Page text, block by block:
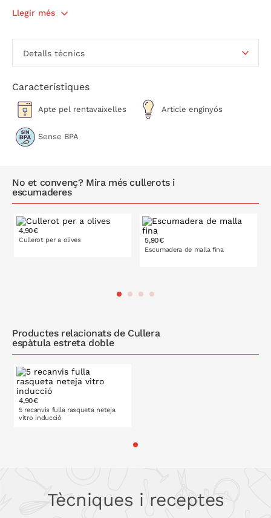
5 anys de garantia Westmark
Llegir més
Detalls tècnics
Característiques
Apte pel rentavaixelles Article enginyós
Sense BPA
No et convenç? Mira més cullerots i
escumaderes
4,90€
Cullerot per a olives 5,90€
Escumadera de malla fina
Productes relacionats de Cullera
espàtula estreta doble
4,90€
5 recanvis fulla rasqueta neteja
vitro inducció
A LA CISTELLA
Tècniques i receptes